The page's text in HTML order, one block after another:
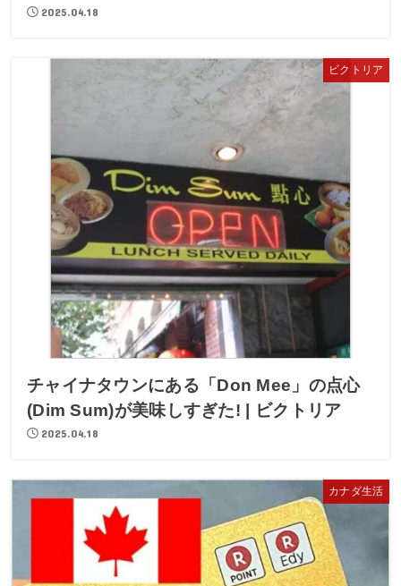
2025.04.18
ビクトリア
チャイナタウンにある「Don Mee」の点心
(Dim Sum)が美味しすぎた! | ビクトリア
2025.04.18
カナダ生活